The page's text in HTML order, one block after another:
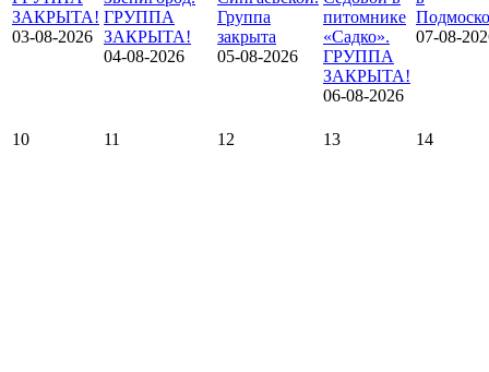
ЗАКРЫТА!
03-08-2026
ГРУППА
ЗАКРЫТА!
04-08-2026
Группа
закрыта
05-08-2026
питомнике
«Садко».
ГРУППА
ЗАКРЫТА!
06-08-2026
07-08-
10 11 12 13 14